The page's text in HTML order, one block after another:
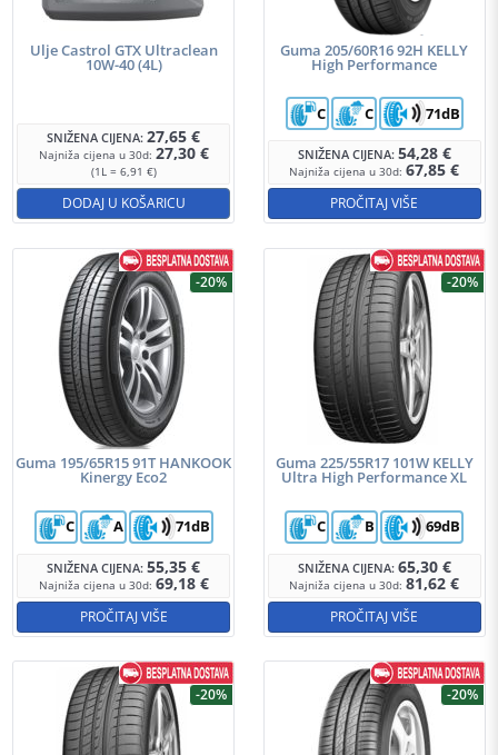
Ulje Castrol GTX Ultraclean
10W-40 (4L)
SNIŽENA CIJENA:27,65€
Najniža cijena u 30d: 27,30 €
(1L = 6,91 €)
DODAJ U KOŠARICU
Guma 205/60R16 92H KELLY
High Performance
SNIŽENA CIJENA: 54,28 €
Najniža cijena u 30d:67,85€
C C 71dB
PROČITAJ VIŠE
-20%
Guma 195/65R15 91T HANKOOK
Kinergy Eco2
SNIŽENA CIJENA:55,35€
Najniža cijena u 30d: 69,18 €
C A 71dB
PROČITAJ VIŠE
-20%
Guma 225/55R17 101W KELLY
Ultra High Performance XL
SNIŽENA CIJENA: 65,30 €
Najniža cijena u 30d:81,62€
C B 69dB
PROČITAJ VIŠE
-20% -20%